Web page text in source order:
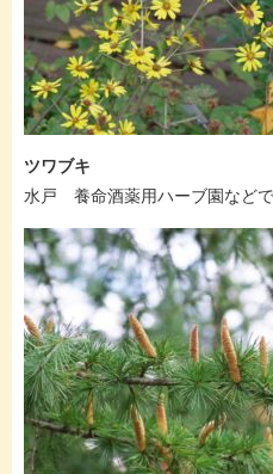
ツワブキ
水戸 養命酒薬用ハーブ園など